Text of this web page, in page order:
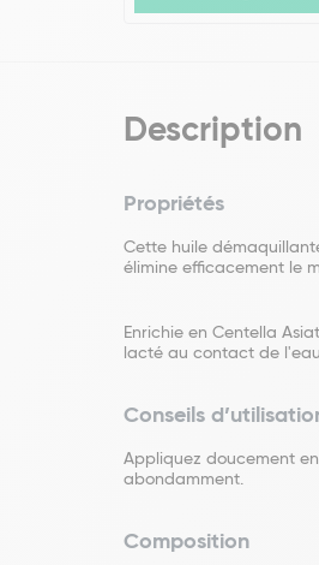
Description
Propriétés
Cette huile
élimine efficacement le
Enrichie en Centella
lacté au contact de
Conseils
Appliquez doucement
abondamment.
Composition